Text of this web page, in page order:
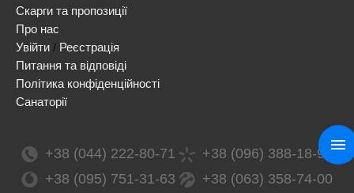
Скарги та пропозиції
Про нас
Увійти / Реєстрація
Питання та відповіді
Політика конфіденційності
Санаторії
+38 (044) 222-80-71
+38 (096) 388-18-99
+38 (095) 751-31-63
+38 (063) 358-74-00